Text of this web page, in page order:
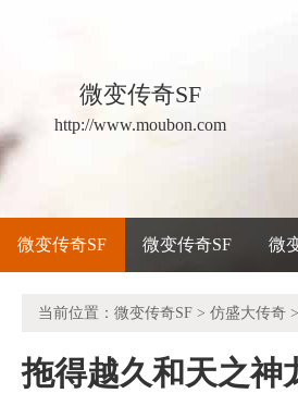
微变传奇SF
http://www.moubon.com
微变传奇SF 微变传奇SF 微
当前位置： 微变传奇SF > 仿盛大传奇
拖得越久和天之神